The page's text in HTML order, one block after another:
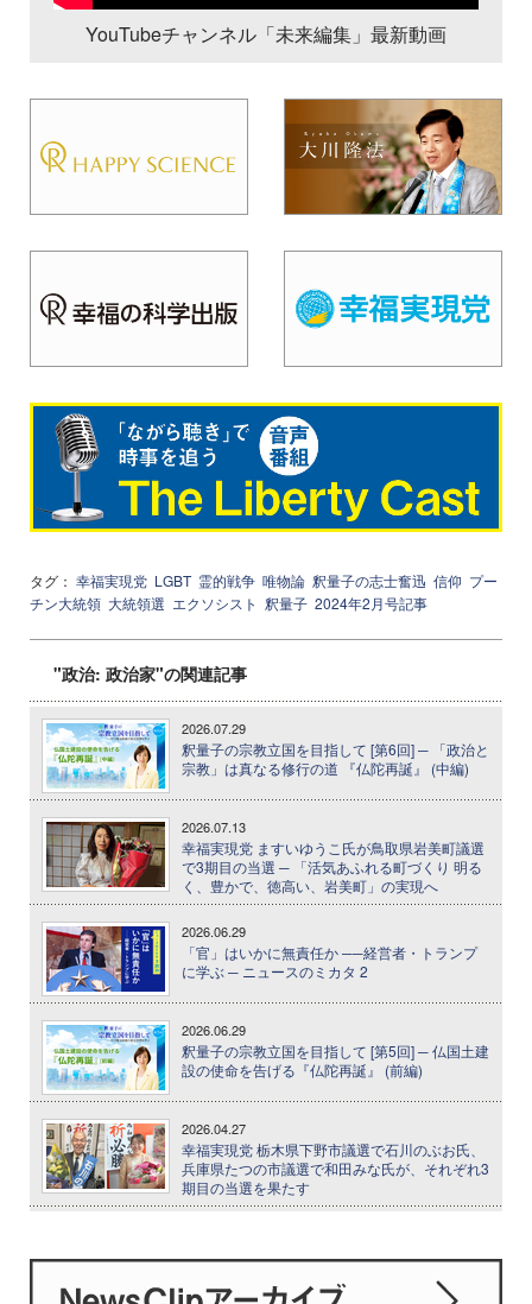
YouTubeチャンネル「未来編集」最新動画
タグ： 幸福実現党 LGBT 霊的戦争 唯物論 釈量子の志士奮迅 信仰 プー
チン大統領 大統領選 エクソシスト 釈量子 2024年2月号記事
"政治: 政治家"の関連記事
2026.07.29
釈量子の宗教立国を目指して [第6回] ─ 「政治と
宗教」は真なる修行の道 『仏陀再誕』 (中編)
2026.07.13
幸福実現党 ますいゆうこ氏が鳥取県岩美町議選
で3期目の当選 ─ 「活気あふれる町づくり 明る
く、豊かで、徳高い、岩美町」の実現へ
2026.06.29
「官」はいかに無責任か ──経営者・トランプ
に学ぶ ─ ニュースのミカタ 2
2026.06.29
釈量子の宗教立国を目指して [第5回] ─ 仏国土建
設の使命を告げる『仏陀再誕』 (前編)
2026.04.27
幸福実現党 栃木県下野市議選で石川のぶお氏、
兵庫県たつの市議選で和田みな氏が、それぞれ3
期目の当選を果たす